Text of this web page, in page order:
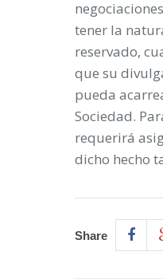
tener la
reservado,
que su
pueda
Sociedad.
requerirá
dicho hecho
Share